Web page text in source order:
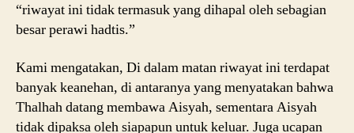
“riwayat ini tidak termasuk yang dihapal oleh sebagian
besar perawi hadtis.”
Kami mengatakan, Di dalam matan riwayat ini terdapat
banyak keanehan, di antaranya yang menyatakan bahwa
Thalhah datang membawa Aisyah, sementara Aisyah
tidak dipaksa oleh siapapun untuk keluar. Juga ucapan